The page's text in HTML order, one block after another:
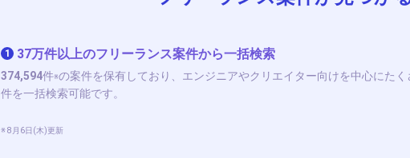
1 37万件以上のフリーランス案件から一括検索
374,594件※の案件を保有しており、エンジニアやクリエイター向けを中心にたく
件を一括検索可能です。
※ 8月6日(木)更新